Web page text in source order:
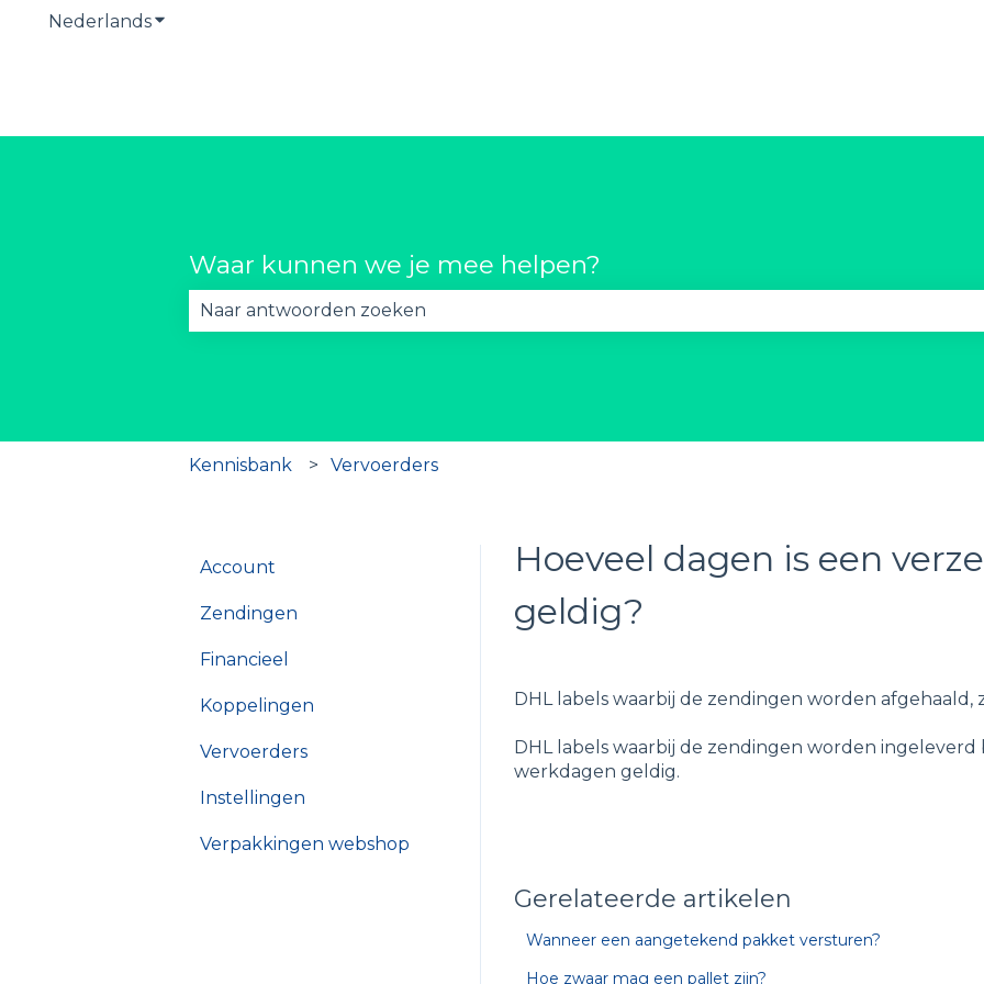
NederlandsSubmenu tonen voor vertalingen
Waar kunnen we je mee helpen?
Kennisbank Vervoerders
Hoeveel dagen is een
geldig?
DHL labels waarbij de zendingen worden afgehaald,
DHL labels waarbij de zendingen worden ingeleverd
werkdagen geldig.
Gerelateerde artikelen
Wanneer een aangetekend pakket versturen?
Hoe zwaar mag een pallet zijn?
Account
Zendingen
Financieel
Koppelingen
Vervoerders
Instellingen
Verpakkingen webshop